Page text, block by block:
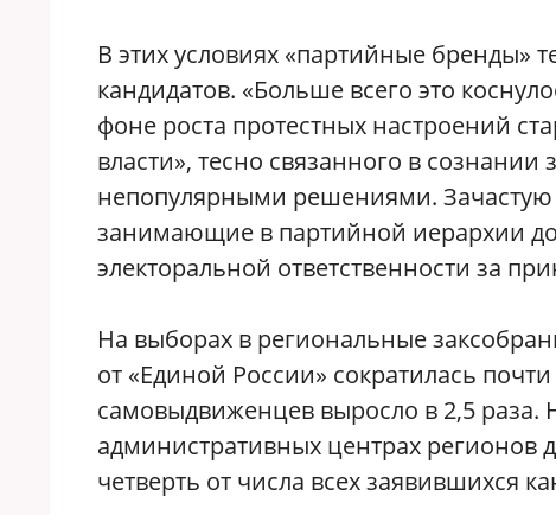
В этих условиях «партийные бренды»
кандидатов. «Больше всего это
фоне роста протестных настроений
власти», тесно связанного в
непопулярными решениями. Зачастую
занимающие в партийной иерархии
электоральной ответственности за
На выборах в региональные
от «Единой России» сократилась
самовыдвиженцев выросло в 2,5 раза.
административных центрах
четверть от числа всех заявившихся